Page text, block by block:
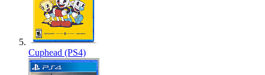
Cuphead (PS4)